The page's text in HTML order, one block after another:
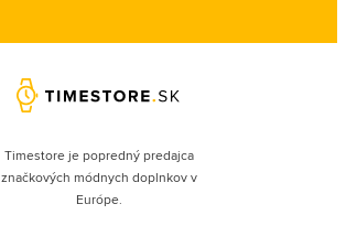
Timestore je popredný predajca
značkových módnych doplnkov v
Európe.